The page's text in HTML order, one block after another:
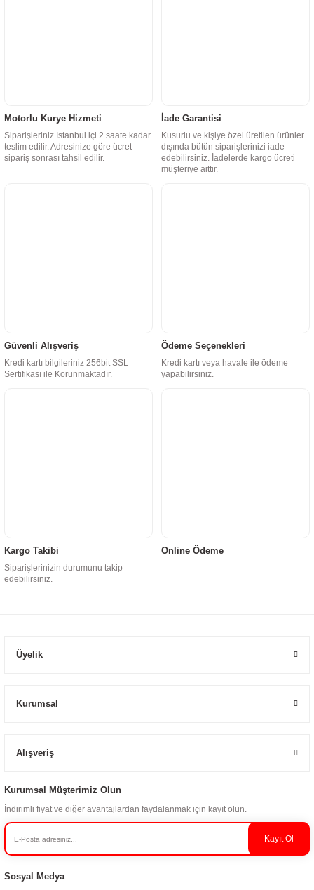
Motorlu Kurye Hizmeti
Siparişleriniz İstanbul içi 2 saate kadar
teslim edilir. Adresinize göre ücret
sipariş sonrası tahsil edilir.
İade Garantisi
Kusurlu ve kişiye özel üretilen ürünler
dışında bütün siparişlerinizi iade
edebilirsiniz. İadelerde kargo ücreti
müşteriye aittir.
Güvenli Alışveriş
Kredi kartı bilgileriniz 256bit SSL
Sertifikası ile Korunmaktadır.
Ödeme Seçenekleri
Kredi kartı veya havale ile ödeme
yapabilirsiniz.
Kargo Takibi
Siparişlerinizin durumunu takip
edebilirsiniz.
Online Ödeme
Üyelik
Kurumsal
Alışveriş
Kurumsal Müşterimiz Olun
İndirimli fiyat ve diğer avantajlardan faydalanmak için kayıt olun.
Kayıt Ol
Sosyal Medya